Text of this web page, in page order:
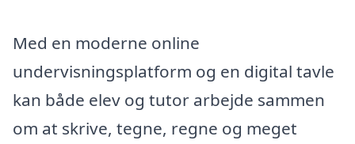
Med en moderne online
undervisningsplatform og en digital tavle
kan både elev og tutor arbejde sammen
om at skrive, tegne, regne og meget